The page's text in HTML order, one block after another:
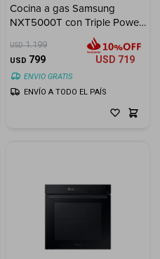
Cocina a gas Samsung
NXT5000T con Triple Power
Burner 5 hornallas
USD 1.199
USD 799 USD 719
ENVIO GRATIS
ENVÍO A TODO EL PAÍS